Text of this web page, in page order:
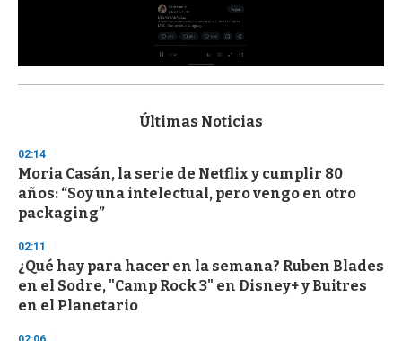
s
d
s
o
f
3
s
c
o
n
Últimas Noticias
02:14
Moria Casán, la serie de Netflix y cumplir 80
años: “Soy una intelectual, pero vengo en otro
packaging”
02:11
¿Qué hay para hacer en la semana? Ruben Blades
en el Sodre, "Camp Rock 3" en Disney+ y Buitres
en el Planetario